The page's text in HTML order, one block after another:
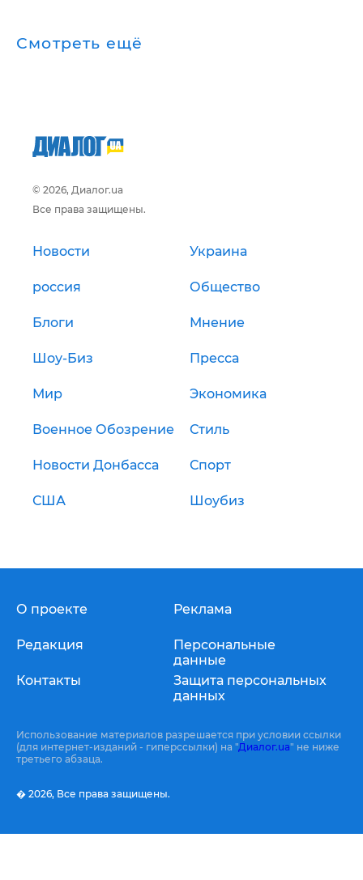
Смотреть ещё
© 2026, Диалог.ua
Все права защищены.
Новости Украина
россия Общество
Блоги Мнение
Шоу-Биз Пресса
Мир Экономика
Военное Обозрение Стиль
Новости Донбасса Спорт
США Шоубиз
О проекте
Редакция
Контакты
Реклама
Персональные
данные
Защита персональных
данных
Использование материалов разрешается при условии ссылки
(для интернет-изданий - гиперссылки) на "Диалог.ua" не ниже
третьего абзаца.
� 2026, Все права защищены.